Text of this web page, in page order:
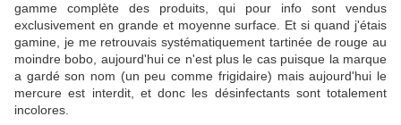
gamme complète des produits, qui pour info sont vendus
exclusivement en grande et moyenne surface. Et si quand j'étais
gamine, je me retrouvais systématiquement tartinée de rouge au
moindre bobo, aujourd'hui ce n'est plus le cas puisque la marque
a gardé son nom (un peu comme frigidaire) mais aujourd'hui le
mercure est interdit, et donc les désinfectants sont totalement
incolores.